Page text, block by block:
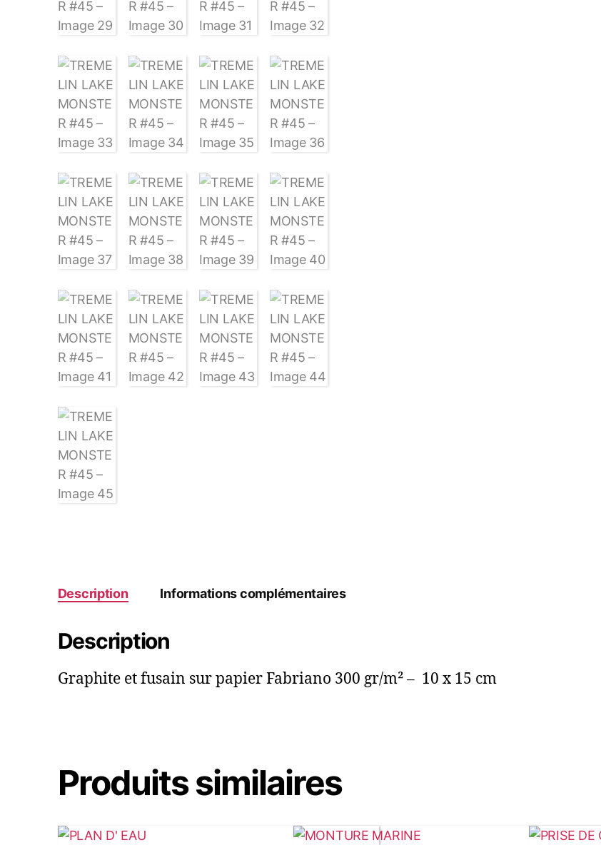
Description Informations complémentaires
Description
Graphite et fusain sur papier Fabriano 300 gr/m² – 10 x 15 cm
Produits similaires